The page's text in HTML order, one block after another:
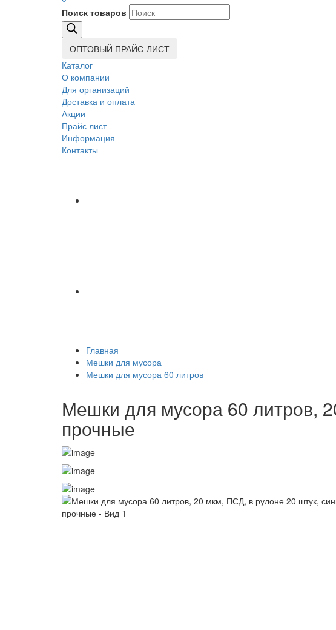
Поиск товаров
ОПТОВЫЙ ПРАЙС-ЛИСТ
Каталог
О компании
Для организаций
Доставка и оплата
Акции
Прайс лист
Информация
Контакты
Главная
Мешки для мусора
Мешки для мусора 60 литров
Мешки для мусора 60 литров,
прочные